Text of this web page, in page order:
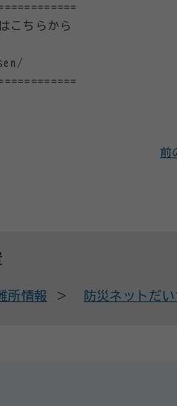
こちらから
前
所情報 防災ネットだい